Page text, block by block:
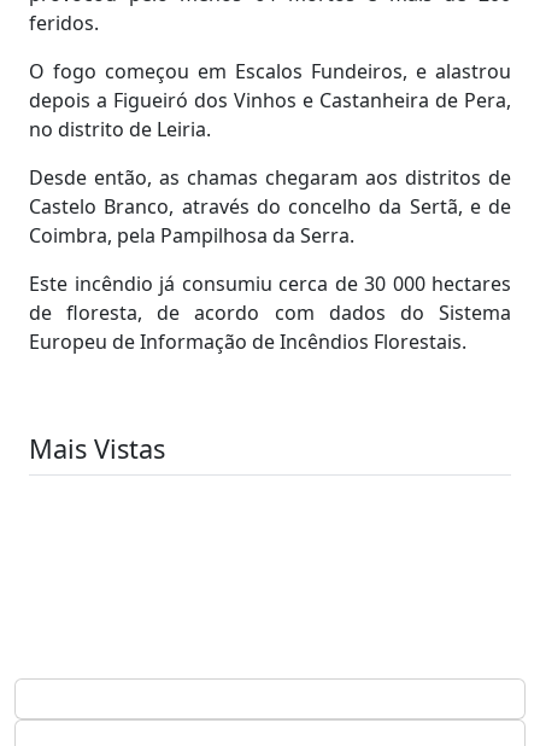
feridos.
O fogo começou em Escalos Fundeiros, e alastrou
depois a Figueiró dos Vinhos e Castanheira de Pera,
no distrito de Leiria.
Desde então, as chamas chegaram aos distritos de
Castelo Branco, através do concelho da Sertã, e de
Coimbra, pela Pampilhosa da Serra.
Este incêndio já consumiu cerca de 30 000 hectares
de floresta, de acordo com dados do Sistema
Europeu de Informação de Incêndios Florestais.
Mais Vistas